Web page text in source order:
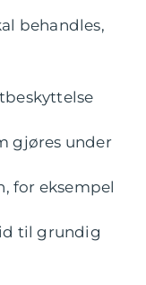
behandles,
gjøres under
for eksempel
til grundig